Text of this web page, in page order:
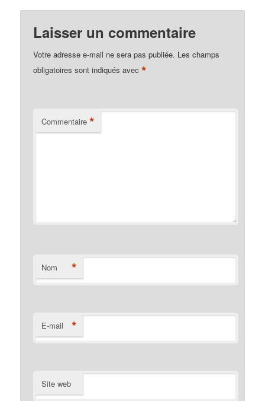
Laisser un commentaire
Votre adresse e-mail ne sera pas publiée. Les champs
obligatoires sont indiqués avec*
Commentaire *
Nom *
E-mail *
Site web